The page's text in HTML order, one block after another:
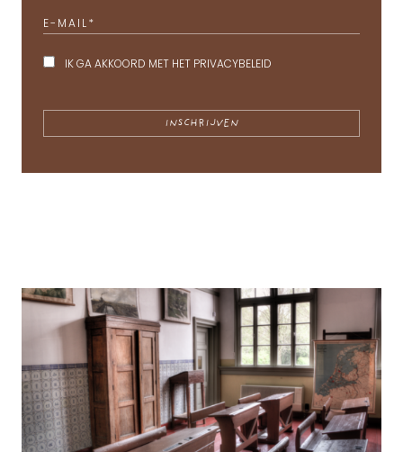
E-MAIL *
IK GA AKKOORD MET HET PRIVACYBELEID